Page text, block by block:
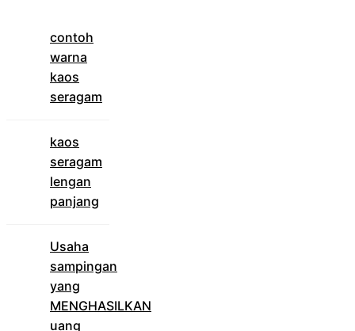
contoh
warna
kaos
seragam
kaos
seragam
lengan
panjang
Usaha
sampingan
yang
MENGHASILKAN
uang